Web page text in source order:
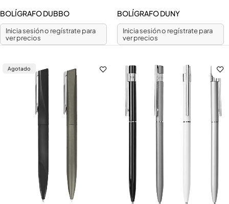
BOLÍGRAFO DUBBO
Inicia sesión o regístrate para
ver precios
BOLÍGRAFO DUNY
Inicia sesión o regístrate para
ver precios
Agotado